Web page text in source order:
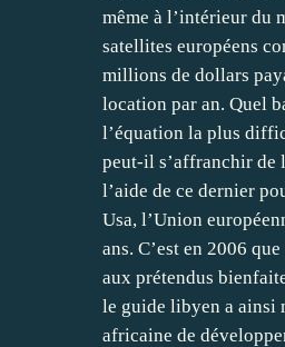
même à l’intérieur du
satellites européens
millions de dollars
location par an. Quel
l’équation la plus
peut-il s’affranchir de
l’aide de ce dernier
Usa, l’Union
ans. C’est en 2006
aux prétendus
le guide libyen a ainsi
africaine de